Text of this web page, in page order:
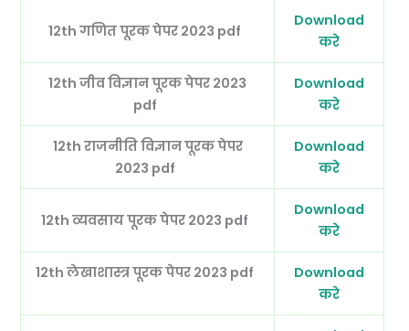
12th गणित पूरक पेपर 2023 pdf
Download
करे
12th जीव विज्ञान पूरक पेपर 2023
pdf
Download
करे
12th राजनीति विज्ञान पूरक पेपर
2023 pdf
Download
करे
12th व्यवसाय पूरक पेपर 2023 pdf
Download
करे
12th लेखाशास्त्र पूरक पेपर 2023 pdf
Download
करे